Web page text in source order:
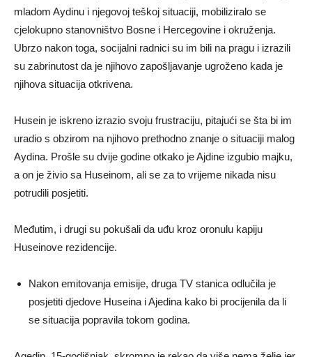
mladom Aydinu i njegovoj teškoj situaciji, mobiliziralo se
cjelokupno stanovništvo Bosne i Hercegovine i okruženja.
Ubrzo nakon toga, socijalni radnici su im bili na pragu i izrazili
su zabrinutost da je njihovo zapošljavanje ugroženo kada je
njihova situacija otkrivena.
Husein je iskreno izrazio svoju frustraciju, pitajući se šta bi im
uradio s obzirom na njihovo prethodno znanje o situaciji malog
Aydina. Prošle su dvije godine otkako je Ajdine izgubio majku,
a on je živio sa Huseinom, ali se za to vrijeme nikada nisu
potrudili posjetiti.
Međutim, i drugi su pokušali da uđu kroz oronulu kapiju
Huseinove rezidencije.
Nakon emitovanja emisije, druga TV stanica odlučila je
posjetiti djedove Huseina i Ajedina kako bi procijenila da li
se situacija popravila tokom godina.